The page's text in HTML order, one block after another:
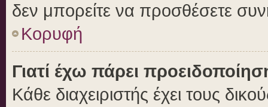
δεν μπορείτε να προσθέσετε
Κορυφή
Γιατί έχω πάρει
Κάθε διαχειριστής έχει τους